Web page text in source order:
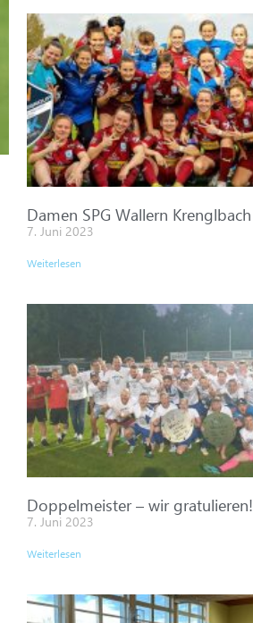
Damen SPG Wallern Krenglbach
7. Juni 2023
Weiterlesen
Doppelmeister – wir gratulieren!
7. Juni 2023
Weiterlesen